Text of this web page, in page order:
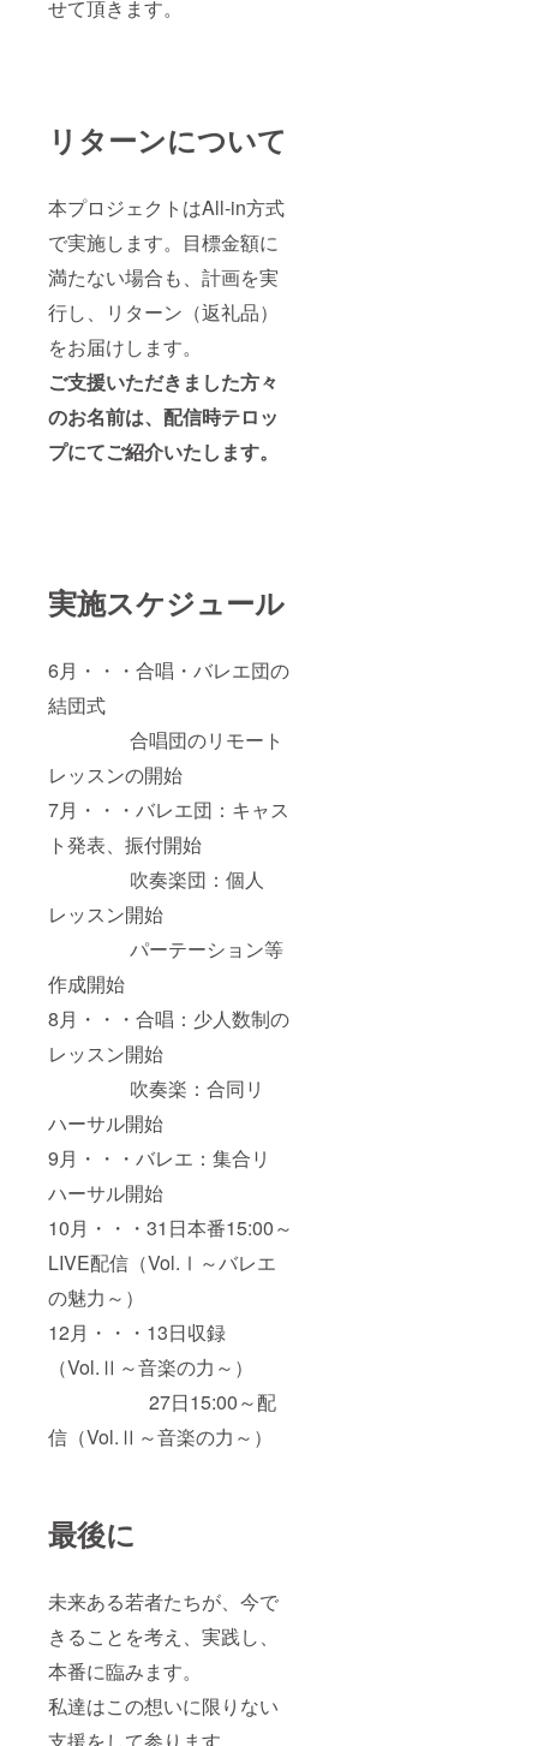
せて頂きます。
リターンについて
本プロジェクトはAll-in方式
で実施します。目標金額に
満たない場合も、計画を実
行し、リターン（返礼品）
をお届けします。
ご支援いただきました方々
のお名前は、配信時テロッ
プにてご紹介いたします。
実施スケジュール
6月・・・合唱・バレエ団の
結団式
合唱団のリモート
レッスンの開始
7月・・・バレエ団：キャス
ト発表、振付開始
吹奏楽団：個人
レッスン開始
パーテーション等
作成開始
8月・・・合唱：少人数制の
レッスン開始
吹奏楽：合同リ
ハーサル開始
9月・・・バレエ：集合リ
ハーサル開始
10月・・・31日本番15:00～
LIVE配信（Vol.Ⅰ～バレエ
の魅力～）
12月・・・13日収録
（Vol.Ⅱ～音楽の力～）
27日15:00～配
信（Vol.Ⅱ～音楽の力～）
最後に
未来ある若者たちが、今で
きることを考え、実践し、
本番に臨みます。
私達はこの想いに限りない